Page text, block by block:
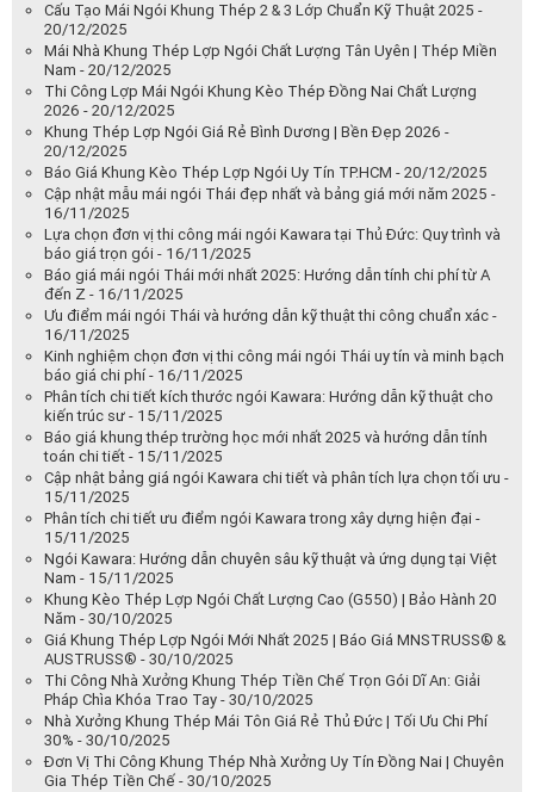
Cấu Tạo Mái Ngói Khung Thép 2 & 3 Lớp Chuẩn Kỹ Thuật 2025 -
20/12/2025
Mái Nhà Khung Thép Lợp Ngói Chất Lượng Tân Uyên | Thép Miền
Nam - 20/12/2025
Thi Công Lợp Mái Ngói Khung Kèo Thép Đồng Nai Chất Lượng
2026 - 20/12/2025
Khung Thép Lợp Ngói Giá Rẻ Bình Dương | Bền Đẹp 2026 -
20/12/2025
Báo Giá Khung Kèo Thép Lợp Ngói Uy Tín TP.HCM - 20/12/2025
Cập nhật mẫu mái ngói Thái đẹp nhất và bảng giá mới năm 2025 -
16/11/2025
Lựa chọn đơn vị thi công mái ngói Kawara tại Thủ Đức: Quy trình và
báo giá trọn gói - 16/11/2025
Báo giá mái ngói Thái mới nhất 2025: Hướng dẫn tính chi phí từ A
đến Z - 16/11/2025
Ưu điểm mái ngói Thái và hướng dẫn kỹ thuật thi công chuẩn xác -
16/11/2025
Kinh nghiệm chọn đơn vị thi công mái ngói Thái uy tín và minh bạch
báo giá chi phí - 16/11/2025
Phân tích chi tiết kích thước ngói Kawara: Hướng dẫn kỹ thuật cho
kiến trúc sư - 15/11/2025
Báo giá khung thép trường học mới nhất 2025 và hướng dẫn tính
toán chi tiết - 15/11/2025
Cập nhật bảng giá ngói Kawara chi tiết và phân tích lựa chọn tối ưu -
15/11/2025
Phân tích chi tiết ưu điểm ngói Kawara trong xây dựng hiện đại -
15/11/2025
Ngói Kawara: Hướng dẫn chuyên sâu kỹ thuật và ứng dụng tại Việt
Nam - 15/11/2025
Khung Kèo Thép Lợp Ngói Chất Lượng Cao (G550) | Bảo Hành 20
Năm - 30/10/2025
Giá Khung Thép Lợp Ngói Mới Nhất 2025 | Báo Giá MNSTRUSS® &
AUSTRUSS® - 30/10/2025
Thi Công Nhà Xưởng Khung Thép Tiền Chế Trọn Gói Dĩ An: Giải
Pháp Chìa Khóa Trao Tay - 30/10/2025
Nhà Xưởng Khung Thép Mái Tôn Giá Rẻ Thủ Đức | Tối Ưu Chi Phí
30% - 30/10/2025
Đơn Vị Thi Công Khung Thép Nhà Xưởng Uy Tín Đồng Nai | Chuyên
Gia Thép Tiền Chế - 30/10/2025